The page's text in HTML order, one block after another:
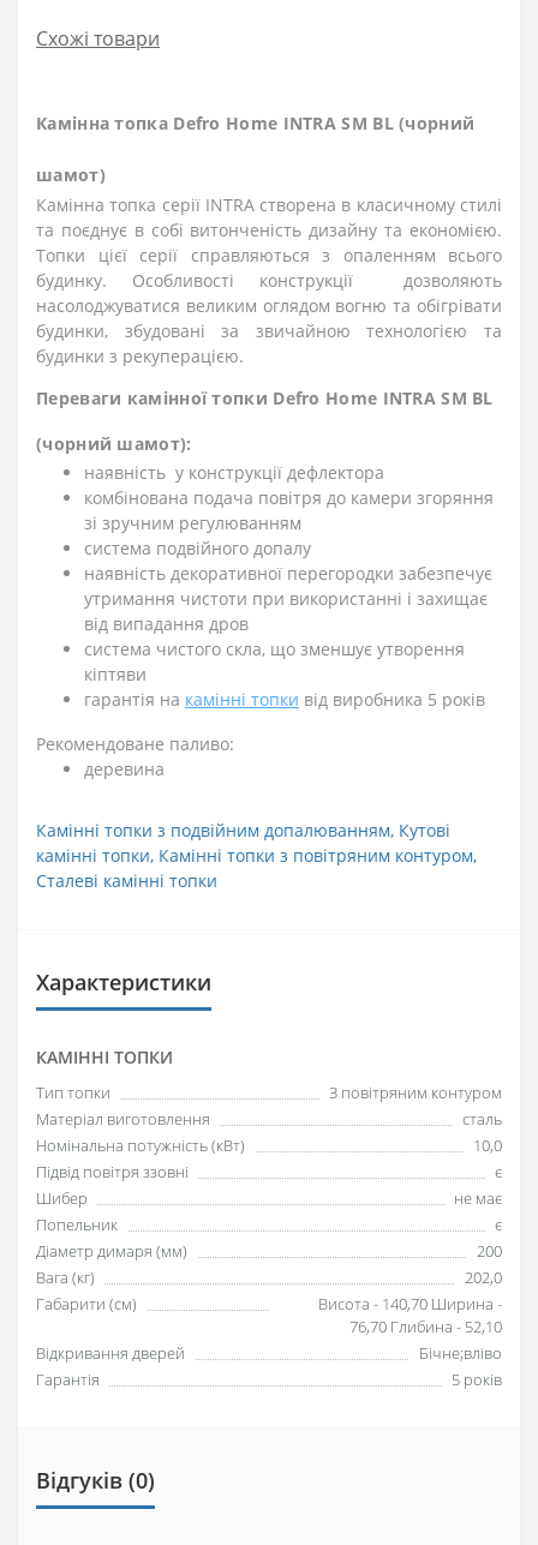
Схожі товари
Камінна топка Defro Home INTRA SM BL (чорний
шамот)
Камінна топка серії INTRA створена в класичному стилі
та поєднує в собі витонченість дизайну та економією.
Топки цієї серії справляються з опаленням всього
будинку. Особливості конструкції дозволяють
насолоджуватися великим оглядом вогню та обігрівати
будинки, збудовані за звичайною технологією та
будинки з рекуперацією.
Переваги камінної топки Defro Home INTRA SM BL
(чорний шамот):
наявність у конструкції дефлектора
комбінована подача повітря до камери згоряння
зі зручним регулюванням
система подвійного допалу
наявність декоративної перегородки забезпечує
утримання чистоти при використанні і захищає
від випадання дров
система чистого скла, що зменшує утворення
кіптяви
гарантія на камінні топки від виробника 5 років
Рекомендоване паливо:
деревина
Камінні топки з подвійним допалюванням, Кутові
камінні топки, Камінні топки з повітряним контуром,
Сталеві камінні топки
Характеристики
КАМІННІ ТОПКИ
Тип топки
З повітряним контуром
Матеріал виготовлення
сталь
Номінальна потужність (кВт)
10,0
Підвід повітря ззовні
є
Шибер
не має
Попельник
є
Діаметр димаря (мм)
200
Вага (кг)
202,0
Габарити (см)
Висота - 140,70 Ширина -
76,70 Глибина - 52,10
Відкривання дверей
Бічне;вліво
Гарантія
5 років
Відгуків (0)